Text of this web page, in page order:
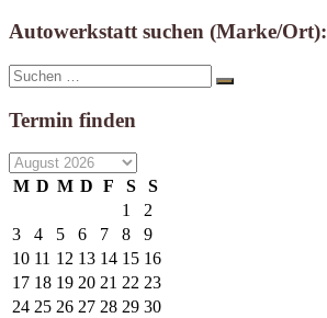
Autowerkstatt suchen (Marke/Ort):
Suche
nach:
Suchen
Termin finden
M D M D F S
S
1
2
3
4 5 6 7 8
9
10 11 12 13 14 15 16
17 18 19 20 21 22 23
24 25 26 27 28 29 30